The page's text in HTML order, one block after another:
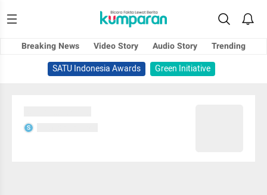
Breaking News Video Story Audio Story
Trending
SATU Indonesia Awards
Green Initiative
S